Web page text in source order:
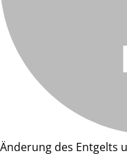
Änderung des Entgelts